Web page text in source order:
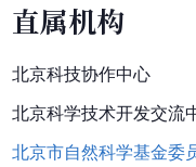
直属机构
北京科技协作中心
北京科学技术开发交流
北京市自然科学基金委